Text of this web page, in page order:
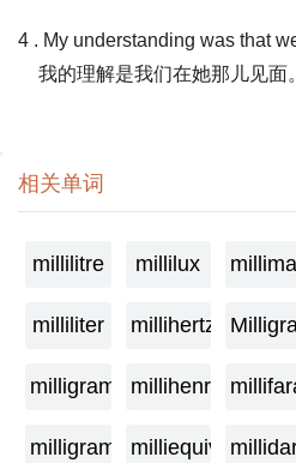
4 . My understanding was that
我的理解是我们在她那儿见面。
相关单词
millilitre millilux
milliliter millihertz
milligrammemillihenry
milligram milliequivalent